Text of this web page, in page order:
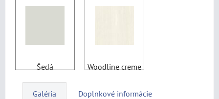
Šedá Woodline creme
Galéria Doplnkové informácie